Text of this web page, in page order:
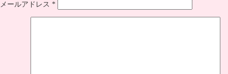
メールアドレス *